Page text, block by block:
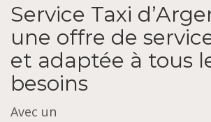
Service Taxi
une offre de
et adaptée à tous
besoins
Avec un